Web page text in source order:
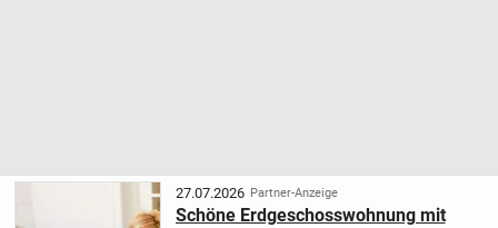
27.07.2026 Partner-Anzeige
Schöne Erdgeschosswohnung mit